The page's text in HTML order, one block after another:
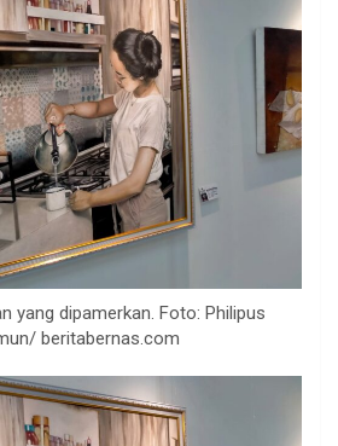
yang dipamerkan. Foto: Philipus
beritabernas.com